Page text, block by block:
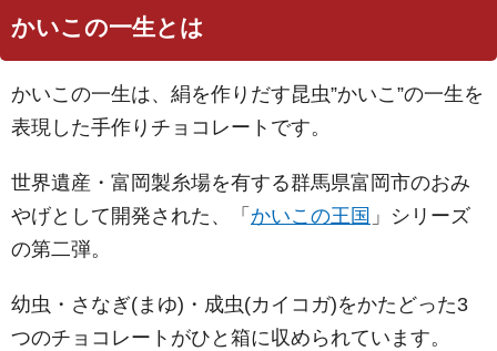
かいこの一生とは
かいこの一生は、絹を作りだす昆虫”かいこ”の一生を
表現した手作りチョコレートです。
世界遺産・富岡製糸場を有する群馬県富岡市のおみ
やげとして開発された、「 かいこの王国 」シリーズ
の第二弾。
幼虫・さなぎ(まゆ)・成虫(カイコガ)をかたどった3
つのチョコレートがひと箱に収められています。